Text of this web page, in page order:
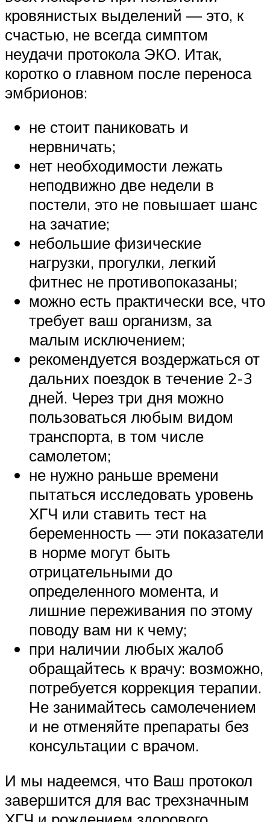
кровянистых выделений — это, к
счастью, не всегда симптом
неудачи протокола ЭКО. Итак,
коротко о главном после переноса
эмбрионов:
не стоит паниковать и
нервничать;
нет необходимости лежать
неподвижно две недели в
постели, это не повышает шанс
на зачатие;
небольшие физические
нагрузки, прогулки, легкий
фитнес не противопоказаны;
можно есть практически все, что
требует ваш организм, за
малым исключением;
рекомендуется воздержаться от
дальних поездок в течение 2-3
дней. Через три дня можно
пользоваться любым видом
транспорта, в том числе
самолетом;
не нужно раньше времени
пытаться исследовать уровень
ХГЧ или ставить тест на
беременность — эти показатели
в норме могут быть
отрицательными до
определенного момента, и
лишние переживания по этому
поводу вам ни к чему;
при наличии любых жалоб
обращайтесь к врачу: возможно,
потребуется коррекция терапии.
Не занимайтесь самолечением
и не отменяйте препараты без
консультации с врачом.
И мы надеемся, что Ваш протокол
завершится для вас трехзначным